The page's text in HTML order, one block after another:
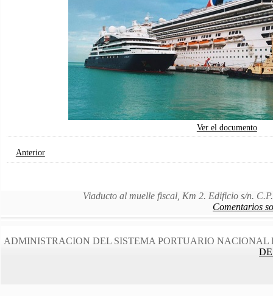
Ver el documento
Anterior
Viaducto al muelle fiscal, Km 2. Edificio s/n.
Comentarios
ADMINISTRACION DEL SISTEMA PORTUARIO NACIONAL